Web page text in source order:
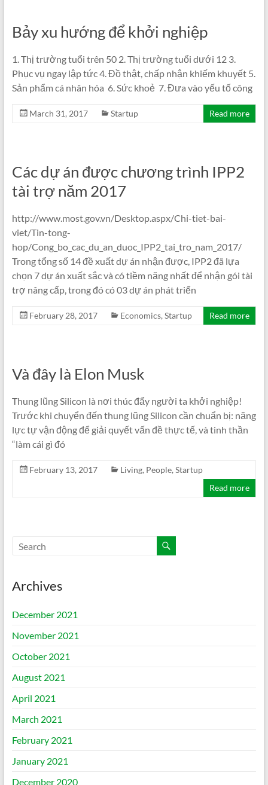
Bảy xu hướng để khởi nghiệp
1. Thị trường tuổi trên 50 2. Thị trường tuổi dưới 12 3.
Phục vụ ngay lập tức 4. Đồ thật, chấp nhận khiếm khuyết 5.
Sản phẩm cá nhân hóa 6. Sức khoẻ 7. Đưa vào yếu tố công
March 31, 2017 Startup Read more
Các dự án được chương trình IPP2
tài trợ năm 2017
http://www.most.gov.vn/Desktop.aspx/Chi-tiet-bai-
viet/Tin-tong-
hop/Cong_bo_cac_du_an_duoc_IPP2_tai_tro_nam_2017/
Trong tổng số 14 đề xuất dự án nhận được, IPP2 đã lựa
chọn 7 dự án xuất sắc và có tiềm năng nhất để nhận gói tài
trợ nâng cấp, trong đó có 03 dự án phát triển
February 28, 2017 Economics, Startup Read more
Và đây là Elon Musk
Thung lũng Silicon là nơi thúc đẩy người ta khởi nghiệp!
Trước khi chuyển đến thung lũng Silicon cần chuẩn bị: năng
lực tự vận động để giải quyết vấn đề thực tế, và tinh thần
“làm cái gì đó
February 13, 2017 Living, People, Startup
Read more
Archives
December 2021
November 2021
October 2021
August 2021
April 2021
March 2021
February 2021
January 2021
December 2020